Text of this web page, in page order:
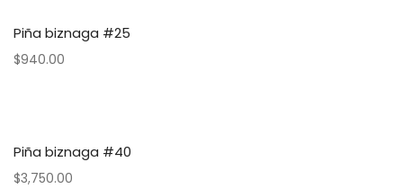
Piña biznaga #25
$940.00
Piña biznaga #40
$3,750.00